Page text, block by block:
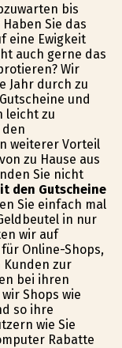
bis
Sie das
eine Ewigkeit
auch gerne das
Wir
Jahr durch zu
und
leicht zu
weiterer Vorteil
zu Hause aus
Sie nicht
den Gutscheine
Sie einfach mal
in nur
wir auf
Online-Shops,
Kunden zur
bei ihren
Shops wie
so ihre
wie Sie
Rabatte